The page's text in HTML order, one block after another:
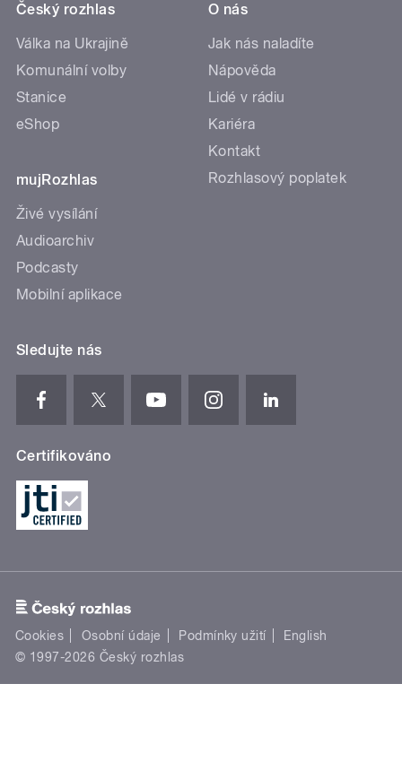
Český rozhlas
Válka na Ukrajině
Komunální volby
Stanice
eShop
mujRozhlas
Živé vysílání
Audioarchiv
Podcasty
Mobilní aplikace
O nás
Jak nás naladíte
Nápověda
Lidé v rádiu
Kariéra
Kontakt
Rozhlasový poplatek
Sledujte nás
Certifikováno
Cookies Osobní údaje Podmínky užití
English
© 1997-2026 Český rozhlas